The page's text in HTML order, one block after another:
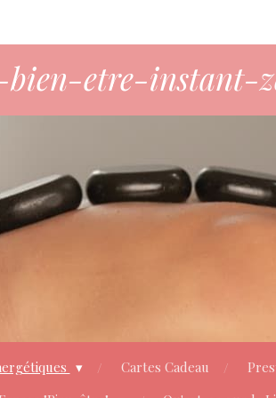
bien-etre-instant-
Cartes Cadeau